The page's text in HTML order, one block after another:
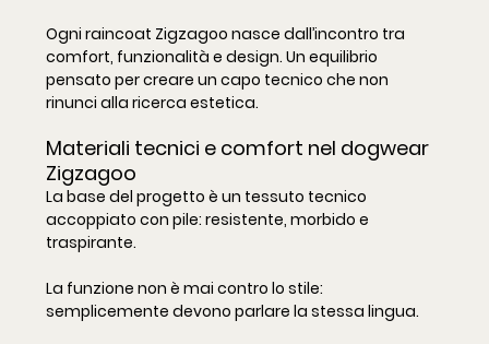
Ogni raincoat Zigzagoo nasce dall’incontro tra
comfort, funzionalità e design. Un equilibrio
pensato per creare un capo tecnico che non
rinunci alla ricerca estetica.
Materiali tecnici e comfort nel dogwear
Zigzagoo
La base del progetto è un tessuto tecnico
accoppiato con pile: resistente, morbido e
traspirante.
La funzione non è mai contro lo stile:
semplicemente devono parlare la stessa lingua.